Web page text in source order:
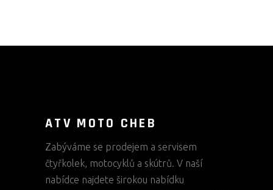
ATV MOTO CHEB
Zabýváme se prodejem a servisem
čtyřkolek, motocyklů a skútrů. V naší
nabídce najdete širokou nabídku